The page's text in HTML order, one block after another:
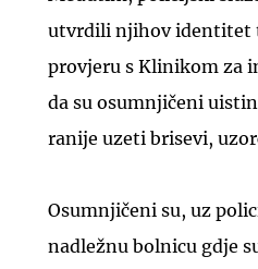
utvrdili njihov identitet
provjeru s Klinikom za
da su osumnjičeni
ranije uzeti brisevi,
Osumnjičeni su, uz
nadležnu bolnicu gdje